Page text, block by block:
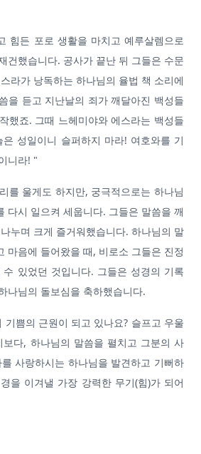
힘든 포로 생활을 마치고 예루살렘으로
건했습니다. 공사가 끝난 뒤 그들은 수문
라가 낭독하는 하나님의 율법 책 소리에
을 듣고 지난날의 죄가 깨달아진 백성들
했죠. 그때 느헤미야와 에스라는 백성들
성일이니 슬퍼하지 마라! 여호와를 기
니라! "
를 울게도 하지만, 궁극적으로는 하나님
다시 일으켜 세웁니다. 그들은 말씀을 깨
누며 크게 즐거워했습니다. 하나님의 말
마음에 들어왔을 때, 비로소 그들은 진정
있었던 것입니다. 그들은 성경의 기록
나님의 돌보심을 축하했습니다.
기쁨의 근원이 되고 있나요? 슬프고 우울
다, 하나님의 말씀을 펼치고 그분의 사
사랑하시는 하나님을 발견하고 기뻐하
을 이겨낼 가장 강력한 무기(힘)가 되어